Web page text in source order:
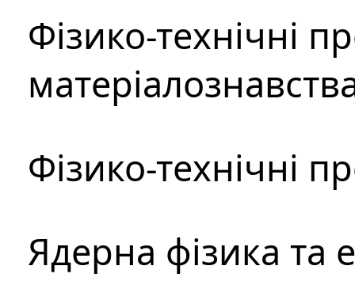
Фізико-технічні
Фізико-технічні
Ядерна фізика та